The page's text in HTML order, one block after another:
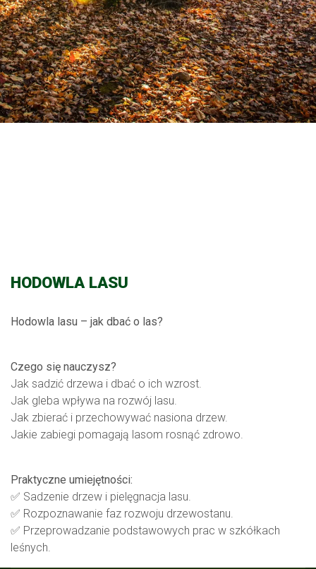
HODOWLA LASU
Hodowla lasu – jak dbać o las?
Czego się nauczysz?
Jak sadzić drzewa i dbać o ich wzrost.
Jak gleba wpływa na rozwój lasu.
Jak zbierać i przechowywać nasiona drzew.
Jakie zabiegi pomagają lasom rosnąć zdrowo.
Praktyczne umiejętności:
✅ Sadzenie drzew i pielęgnacja lasu.
✅ Rozpoznawanie faz rozwoju drzewostanu.
✅ Przeprowadzanie podstawowych prac w szkółkach
leśnych.